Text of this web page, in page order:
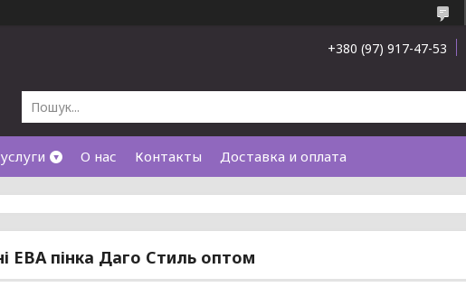
+380 (97) 917-47-53
О нас Контакты Доставка и оплата
ЕВА пінка Даго Стиль оптом